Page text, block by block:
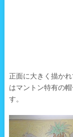
正面に大きく描か
はマントン特有の
す。